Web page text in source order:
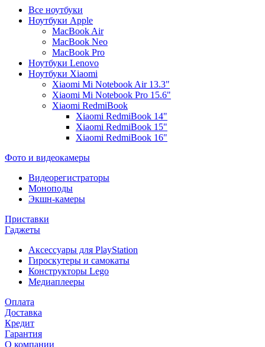
Все ноутбуки
Ноутбуки Apple
MacBook Air
MacBook Neo
MacBook Pro
Ноутбуки Lenovo
Ноутбуки Xiaomi
Xiaomi Mi Notebook Air 13.3"
Xiaomi Mi Notebook Pro 15.6"
Xiaomi RedmiBook
Xiaomi RedmiBook 14"
Xiaomi RedmiBook 15"
Xiaomi RedmiBook 16"
Фото и видеокамеры
Видеорегистраторы
Моноподы
Экшн-камеры
Приставки
Гаджеты
Аксессуары для PlayStation
Гироскутеры и самокаты
Конструкторы Lego
Медиаплееры
Оплата
Доставка
Кредит
Гарантия
О компании